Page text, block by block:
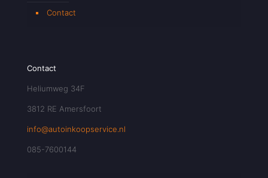
Contact
Contact
Heliumweg 34F
3812 RE Amersfoort
info@autoinkoopservice.nl
085-7600144